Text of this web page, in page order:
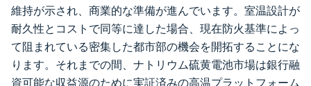
維持が示され、商業的な準備が進んでいます。室温設計が
耐久性とコストで同等に達した場合、現在防火基準によっ
て阻まれている密集した都市部の機会を開拓することにな
ります。それまでの間、ナトリウム硫黄電池市場は銀行融
資可能な収益源のために実証済みの高温プラットフォーム